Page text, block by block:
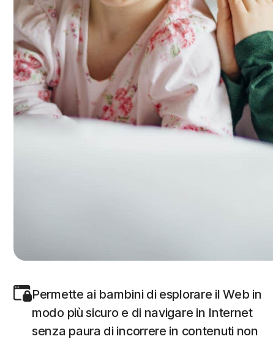
Permette ai bambini di esplorare il Web in
modo più sicuro e di navigare in Internet
senza paura di incorrere in contenuti non